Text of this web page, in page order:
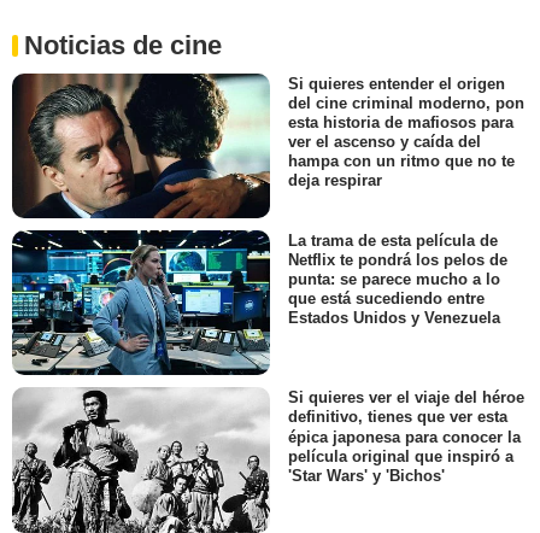
Noticias de cine
Si quieres entender el origen
del cine criminal moderno, pon
esta historia de mafiosos para
ver el ascenso y caída del
hampa con un ritmo que no te
deja respirar
La trama de esta película de
Netflix te pondrá los pelos de
punta: se parece mucho a lo
que está sucediendo entre
Estados Unidos y Venezuela
Si quieres ver el viaje del héroe
definitivo, tienes que ver esta
épica japonesa para conocer la
película original que inspiró a
'Star Wars' y 'Bichos'